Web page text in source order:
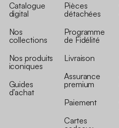
Catalogue
digital
Nos
collections
Nos produits
iconiques
Guides
d’achat
Pièces
détachées
Programme
de Fidélité
Livraison
Assurance
premium
Paiement
Cartes